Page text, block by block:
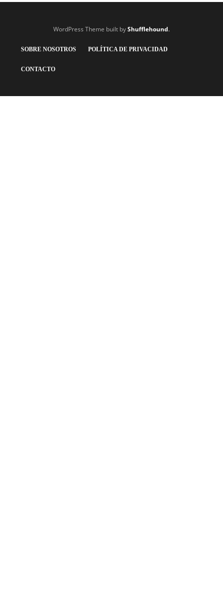
WordPress Theme built byShufflehound.
SOBRE NOSOTROS POLÍTICA DE PRIVACIDAD
CONTACTO